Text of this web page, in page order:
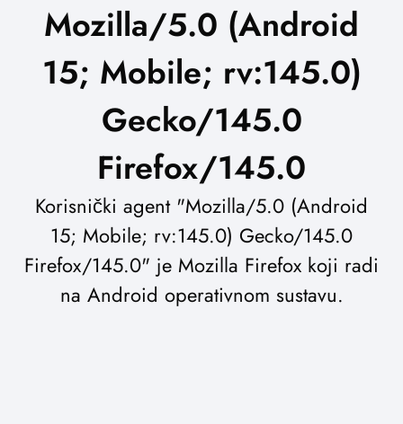
Mozilla/5.0 (Android
15; Mobile; rv:145.0)
Gecko/145.0
Firefox/145.0
Korisnički agent "Mozilla/5.0 (Android
15; Mobile; rv:145.0) Gecko/145.0
Firefox/145.0" je Mozilla Firefox koji radi
na Android operativnom sustavu.